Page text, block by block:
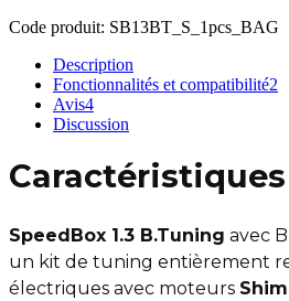
Code produit: SB13BT_S_1pcs_BAG
Description
Fonctionnalités et compatibilité2
Avis4
Discussion
Caractéristiques
SpeedBox 1.3 B.Tuning avec
un kit de tuning entièrement
électriques avec moteurs